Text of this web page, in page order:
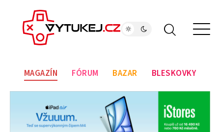
MAGAZÍN FÓRUM BAZAR BLESKOVKY